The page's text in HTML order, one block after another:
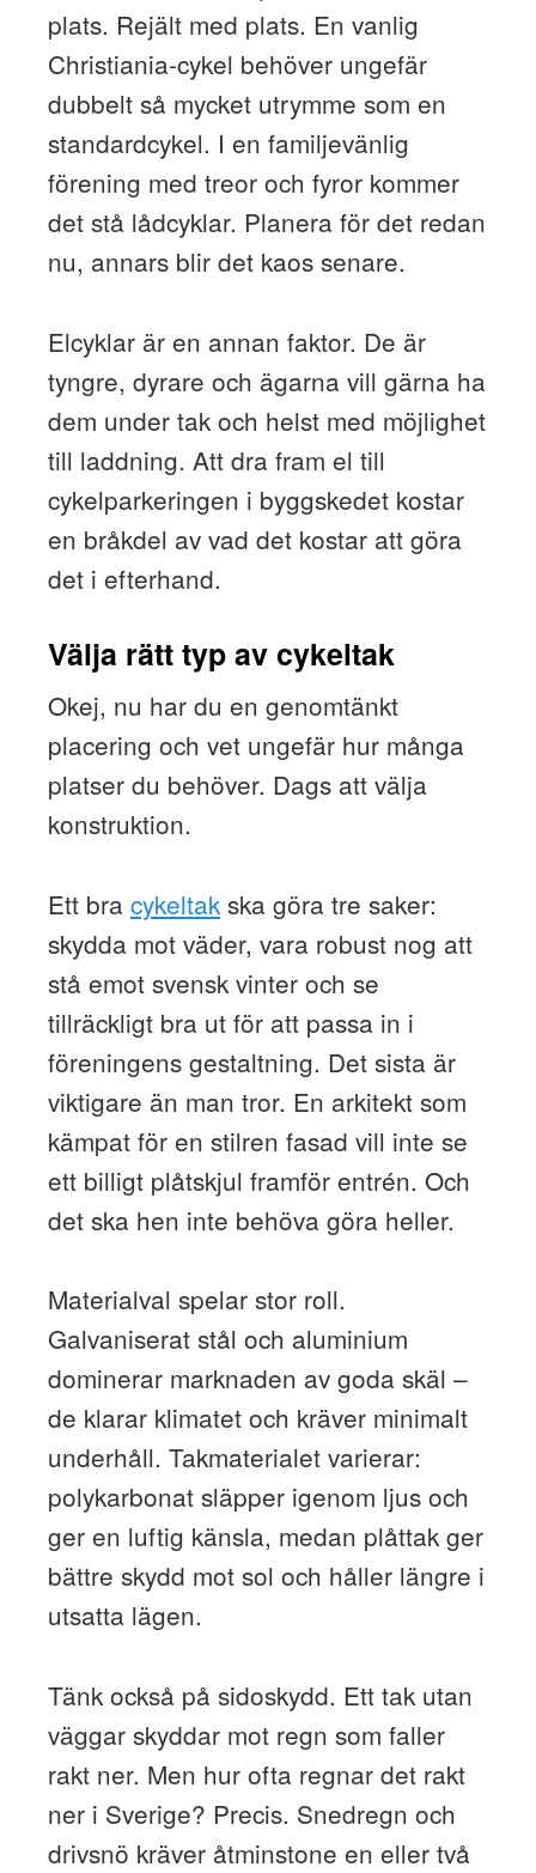
plats. Rejält med plats. En vanlig
Christiania-cykel behöver ungefär
dubbelt så mycket utrymme som en
standardcykel. I en familjevänlig
förening med treor och fyror kommer
det stå lådcyklar. Planera för det redan
nu, annars blir det kaos senare.
Elcyklar är en annan faktor. De är
tyngre, dyrare och ägarna vill gärna ha
dem under tak och helst med möjlighet
till laddning. Att dra fram el till
cykelparkeringen i byggskedet kostar
en bråkdel av vad det kostar att göra
det i efterhand.
Välja rätt typ av cykeltak
Okej, nu har du en genomtänkt
placering och vet ungefär hur många
platser du behöver. Dags att välja
konstruktion.
Ett bra cykeltakska göra tre saker:
skydda mot väder, vara robust nog att
stå emot svensk vinter och se
tillräckligt bra ut för att passa in i
föreningens gestaltning. Det sista är
viktigare än man tror. En arkitekt som
kämpat för en stilren fasad vill inte se
ett billigt plåtskjul framför entrén. Och
det ska hen inte behöva göra heller.
Materialval spelar stor roll.
Galvaniserat stål och aluminium
dominerar marknaden av goda skäl –
de klarar klimatet och kräver minimalt
underhåll. Takmaterialet varierar:
polykarbonat släpper igenom ljus och
ger en luftig känsla, medan plåttak ger
bättre skydd mot sol och håller längre i
utsatta lägen.
Tänk också på sidoskydd. Ett tak utan
väggar skyddar mot regn som faller
rakt ner. Men hur ofta regnar det rakt
ner i Sverige? Precis. Snedregn och
drivsnö kräver åtminstone en eller två